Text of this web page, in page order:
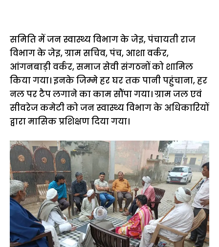
समिति में जन स्वास्थ्य विभाग के जेइ, पंचायती राज
विभाग के जेइ, ग्राम सचिव, पंच, आशा वर्कर,
आंगनबाड़ी वर्कर, समाज सेवी संगठनों को शामिल
किया गया। इनके जिम्मे हर घर तक पानी पहुंचाना, हर
नल पर टैप लगाने का काम सौंपा गया। ग्राम जल एवं
सीवरेज कमेटी को जन स्वास्थ्य विभाग के अधिकारियों
द्वारा मासिक प्रशिक्षण दिया गया।